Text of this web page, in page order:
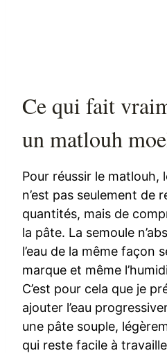
Ce qui fait
un matlouh
Pour réussir le matlouh,
n’est pas seulement de
quantités, mais de
la pâte. La semoule
l’eau de la même façon
marque et même
C’est pour cela que je
ajouter l’eau
une pâte souple,
qui reste facile à